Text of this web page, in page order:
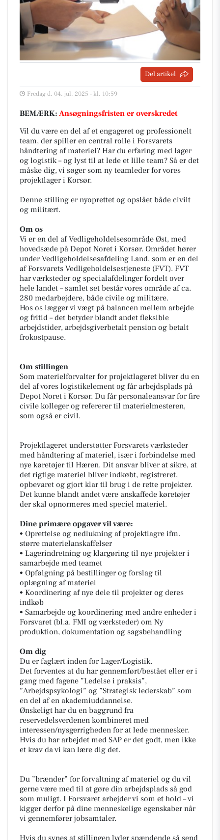
Del artikel
Fredag d. 04. jul. 2025 - kl. 10:59
BEMÆRK: Ansøgningsfristen er overskredet
Vil du være en del af et engageret og professionelt
team, der spiller en central rolle i Forsvarets
håndtering af materiel? Har du erfaring med lager
og logistik – og lyst til at lede et lille team? Så er det
måske dig, vi søger som ny teamleder for vores
projektlager i Korsør.
Denne stilling er nyoprettet og opslået både civilt
og militært.
Om os
Vi er en del af Vedligeholdelsesområde Øst, med
hovedsæde på Depot Noret i Korsør. Området hører
under Vedligeholdelsesafdeling Land, som er en del
af Forsvarets Vedligeholdelsestjeneste (FVT). FVT
har værksteder og specialafdelinger fordelt over
hele landet – samlet set består vores område af ca.
280 medarbejdere, både civile og militære.
Hos os lægger vi vægt på balancen mellem arbejde
og fritid – det betyder blandt andet fleksible
arbejdstider, arbejdsgiverbetalt pension og betalt
frokostpause.
Om stillingen
Som materielforvalter for projektlageret bliver du en
del af vores logistikelement og får arbejdsplads på
Depot Noret i Korsør. Du får personaleansvar for fire
civile kolleger og refererer til materielmesteren,
som også er civil.
Projektlageret understøtter Forsvarets værksteder
med håndtering af materiel, især i forbindelse med
nye køretøjer til Hæren. Dit ansvar bliver at sikre, at
det rigtige materiel bliver indkøbt, registreret,
opbevaret og gjort klar til brug i de rette projekter.
Det kunne blandt andet være anskaffede køretøjer
der skal opnormeres med speciel materiel.
Dine primære opgaver vil være:
• Oprettelse og nedlukning af projektlagre ifm.
større materielanskaffelser
• Lagerindretning og klargøring til nye projekter i
samarbejde med teamet
• Opfølgning på bestillinger og forslag til
oplægning af materiel
• Koordinering af nye dele til projekter og deres
indkøb
• Samarbejde og koordinering med andre enheder i
Forsvaret (bl.a. FMI og værksteder) om Ny
produktion, dokumentation og sagsbehandling
Om dig
Du er faglært inden for Lager/Logistik.
Det forventes at du har gennemført/bestået eller er i
gang med fagene ”Ledelse i praksis”,
”Arbejdspsykologi” og ”Strategisk lederskab” som
en del af en akademiuddannelse.
Ønskeligt har du en baggrund fra
reservedelsverdenen kombineret med
interessen/nysgerrigheden for at lede mennesker.
Hvis du har arbejdet med SAP er det godt, men ikke
et krav da vi kan lære dig det.
Du ”brænder” for forvaltning af materiel og du vil
gerne være med til at gøre din arbejdsplads så god
som muligt. I Forsvaret arbejder vi som et hold – vi
kigger derfor på dine menneskelige egenskaber når
vi gennemfører jobsamtaler.
Hvis du synes at stillingen lyder spændende så send